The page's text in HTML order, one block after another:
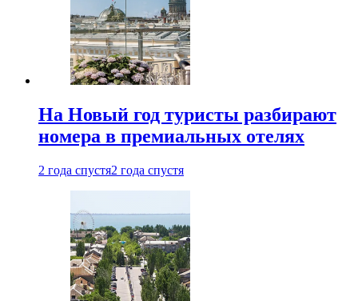
На Новый год туристы разбирают
номера в премиальных отелях
2 года спустя2 года спустя